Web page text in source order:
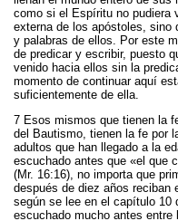
como si el Espíritu no pudiera
externa de los apóstoles, sino
y palabras de ellos. Por este
de predicar y escribir, puesto
venido hacia ellos sin la
momento de continuar aquí
suficientemente de ella.
7 Esos mismos que tienen la
del Bautismo, tienen la fe por
adultos que han llegado a la
escuchado antes que «el que
(Mr. 16:16), no importa que
después de diez años reciban
según se lee en el capítulo 10
escuchado mucho antes